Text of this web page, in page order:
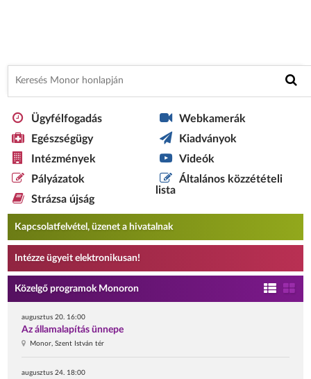
Ügyfélfogadás
Egészségügy
Intézmények
Pályázatok
Strázsa újság
Webkamerák
Kiadványok
Videók
Általános közzétételi
lista
Kapcsolatfelvétel, üzenet a hivatalnak
Intézze ügyeit elektronikusan!
Közelgő programok Monoron
augusztus 20. 16:00
Az államalapítás ünnepe
Monor, Szent István tér
augusztus 24. 18:00